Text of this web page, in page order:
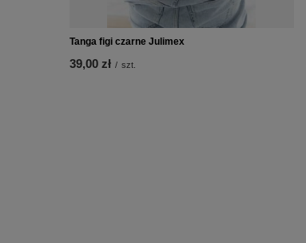
Tanga figi czarne Julimex
39,00 zł / szt.